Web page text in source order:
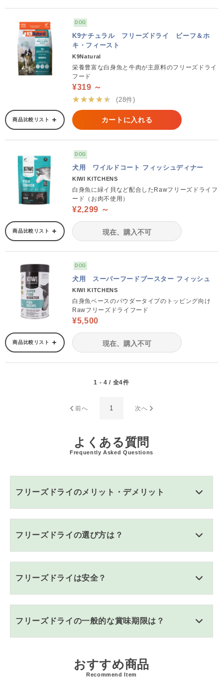
DOG
K9ナチュラル フリーズドライ ビーフ＆ホ
キ・フィースト
K9Natural
栄養豊富な白身魚と牛肉が主原料のフリーズドライ
フード
¥319 ～
★★★★★
(28件)
商品比較リスト カートに入れる
DOG
犬用 ワイルドコート フィッシュディナー
KIWI KITCHENS
白身魚に緑イ貝など配合したRawフリーズドライフ
ード（お肉不使用）
¥2,299 ～
商品比較リスト 現在、購入不可
DOG
犬用 スーパーフードブースター フィッシュ
KIWI KITCHENS
白身魚ベースのパウダータイプのトッピング向け
Rawフリーズドライフード
¥5,500
商品比較リスト 現在、購入不可
1 - 4 / 全4件
前へ 1 次へ
よくある質問
Frequently Asked Questions
フリーズドライのメリット・デメリット
フリーズドライの選び方は？
フリーズドライは安全？
フリーズドライの一般的な賞味期限は？
おすすめ商品
Recommend Item